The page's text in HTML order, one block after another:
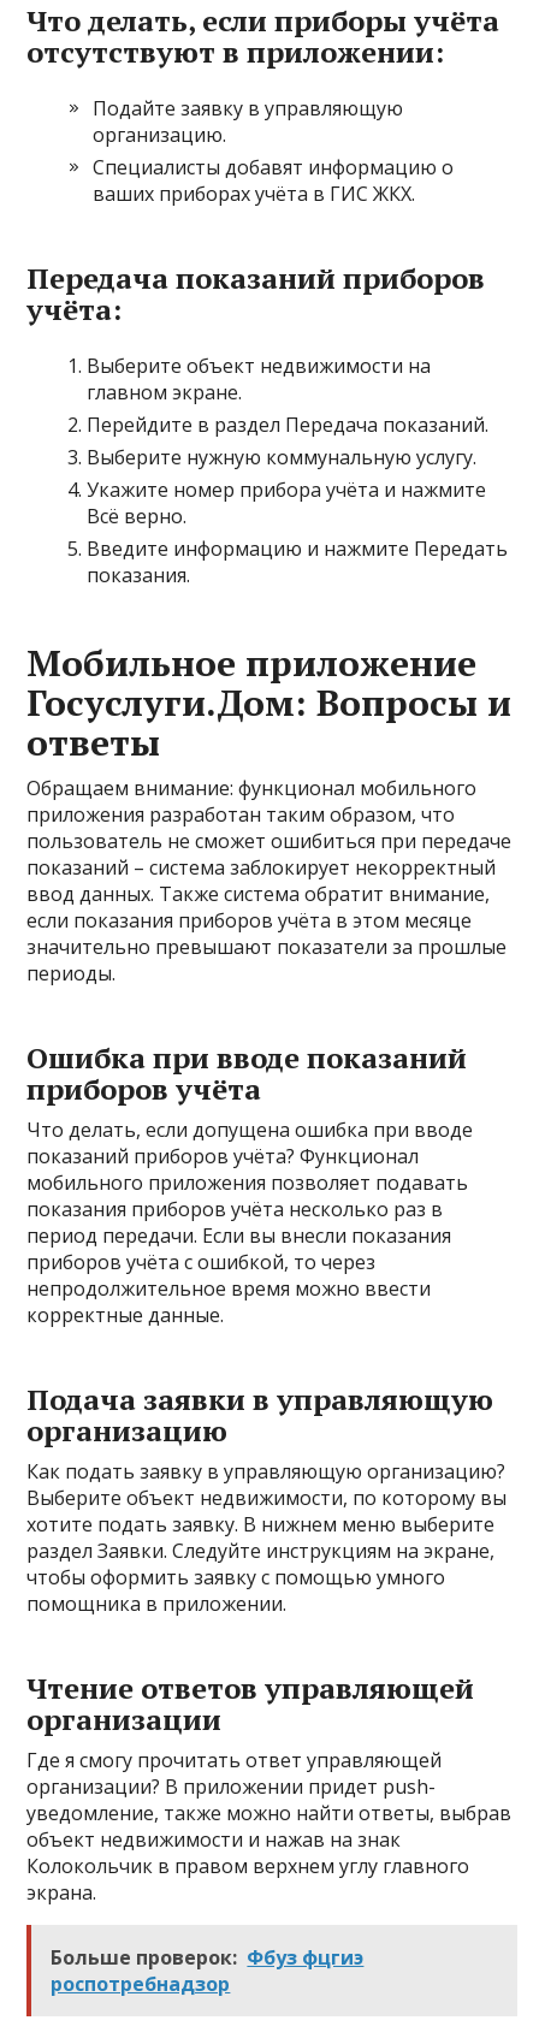
Что делать, если приборы учёта
отсутствуют в приложении:
Подайте заявку в управляющую
организацию.
Специалисты добавят информацию о
ваших приборах учёта в ГИС ЖКХ.
Передача показаний приборов
учёта:
Выберите объект недвижимости на
главном экране.
Перейдите в раздел Передача показаний.
Выберите нужную коммунальную услугу.
Укажите номер прибора учёта и нажмите
Всё верно.
Введите информацию и нажмите Передать
показания.
Мобильное приложение
Госуслуги.Дом: Вопросы и
ответы
Обращаем внимание: функционал мобильного
приложения разработан таким образом, что
пользователь не сможет ошибиться при передаче
показаний – система заблокирует некорректный
ввод данных. Также система обратит внимание,
если показания приборов учёта в этом месяце
значительно превышают показатели за прошлые
периоды.
Ошибка при вводе показаний
приборов учёта
Что делать, если допущена ошибка при вводе
показаний приборов учёта? Функционал
мобильного приложения позволяет подавать
показания приборов учёта несколько раз в
период передачи. Если вы внесли показания
приборов учёта с ошибкой, то через
непродолжительное время можно ввести
корректные данные.
Подача заявки в управляющую
организацию
Как подать заявку в управляющую организацию?
Выберите объект недвижимости, по которому вы
хотите подать заявку. В нижнем меню выберите
раздел Заявки. Следуйте инструкциям на экране,
чтобы оформить заявку с помощью умного
помощника в приложении.
Чтение ответов управляющей
организации
Где я смогу прочитать ответ управляющей
организации? В приложении придет push-
уведомление, также можно найти ответы, выбрав
объект недвижимости и нажав на знак
Колокольчик в правом верхнем углу главного
экрана.
Больше проверок: Фбуз фцгиэ
роспотребнадзор